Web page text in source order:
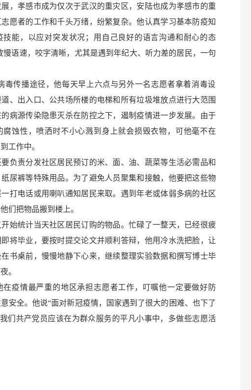
孝感市成为仅次于武汉的重灾区，安陆也成为孝感市的重
愿者的工作和千头万绪，纷繁复杂。他认真学习基本防疫知
技能，以应对突发状况；用自己良好的语言沟通和耐心的态
语速，咬字清晰，尤其是遇到年纪大、听力差的居民，一句
传播途径，他每天早上六点与另外一名志愿者拿着消毒设
、出入口、公共场所楼的电梯和所有垃圾堆放点进行大范围
病源传染隐患灭杀在防控之下，遏制疫情进一步发展。由于
腐蚀性，喷洒时不小心溅到身上就会损毁衣物，可他毫不在
工作中。
责分发社区居民预订的米、面、油、蔬菜等生活必需品和
尿裤等特殊用品。为了避免人员聚集和接触，他要把这些物
打电话或用喇叭通知居民来取。遇到年老或体弱多病的社区
们把物品搬到楼上。
统计当天社区居民订购的物品。忙碌了一整天，已经很疲
将毕业，要按时提交论文并顺利答辩，他用冷水洗把脸，让
书桌前，慢慢地静下心来，继续整理实验数据和撰写博士毕
。
情最严重的地区承担志愿者工作，叮嘱他一定要做好防
安全。他说“面对新冠疫情，国家遇到了很大的困难、也下了
们共产党员应该在为群众服务的平凡小事中，多做些志愿活